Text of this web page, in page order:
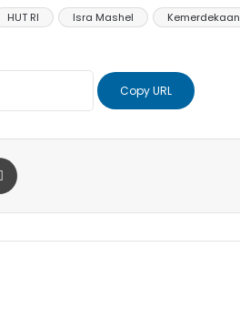
HUT RI Isra Mashel
Kemerdekaan
Copy URL